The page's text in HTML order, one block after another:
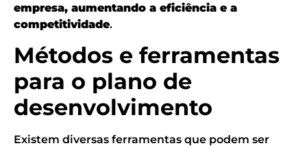
empresa, aumentando a eficiência e a
competitividade.
Métodos e ferramentas
para o plano de
desenvolvimento
Existem diversas ferramentas que podem ser